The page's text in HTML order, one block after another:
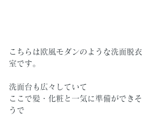
こちらは欧風モダンのような洗面脱衣
室です。
洗面台も広々していて
ここで髪・化粧と一気に準備ができそ
うで